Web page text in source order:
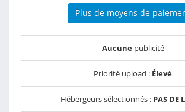
Plus de moyens de
Aucunepublicité
Priorité upload : Élevé
Hébergeurs sélectionnés : PAS DE